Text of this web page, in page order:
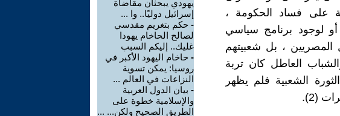
على فساد الحكومة ،
لوجود برنامج سياسي
المصريين ، بل شعبيتهم
العاطل كان تربة
الشعبية فلم يظهر
(2).
يهودي يبحثان مقاضاة
إسرائيل دوليًا.. وا ...
- حكم بتغريم مقدسي
لصالح الحاخام يهودا
غليك.. إليكم السبب
- حاخام اليهود الأكبر في
روسيا: يمكن تسوية
النزاعات في العالم ...
- بيان الدول العربية
والإسلامية خطوة على
الطريق الصحيح ولكن... ...